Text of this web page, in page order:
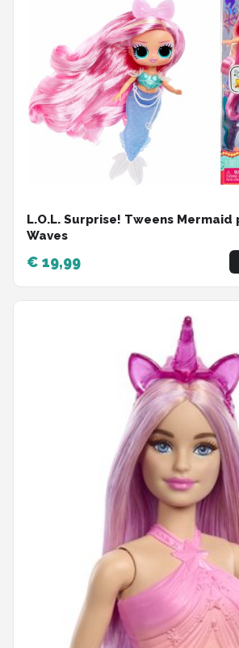
L.O.L. Surprise! Tweens Mermaid
Waves
€ 19,99